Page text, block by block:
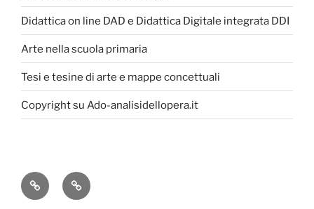
Didattica on line DAD e Didattica Digitale integrata DDI
Arte nella scuola primaria
Tesi e tesine di arte e mappe concettuali
Copyright su Ado-analisidellopera.it
Privacy
Policy
Cookie
Poicy